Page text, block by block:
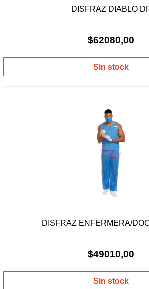
DISFRAZ DIABLO
$62080,00
Sin stock
DISFRAZ ENFERMERA/
$49010,00
Sin stock